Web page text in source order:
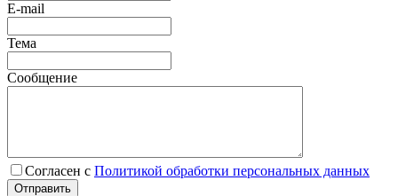
E-mail
Тема
Сообщение
Согласен с Политикой обработки персональных данных
Отправить